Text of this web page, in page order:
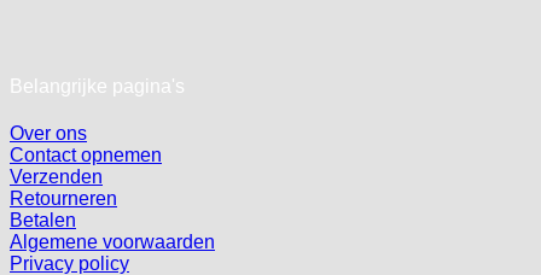
Belangrijke pagina's
Over ons
Contact opnemen
Verzenden
Retourneren
Betalen
Algemene voorwaarden
Privacy policy